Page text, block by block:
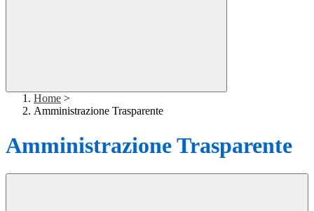
Home >
Amministrazione Trasparente
Amministrazione Trasparente